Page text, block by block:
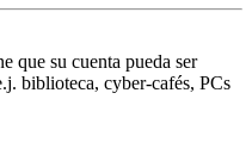
que su cuenta pueda ser
biblioteca, cyber-cafés, PCs